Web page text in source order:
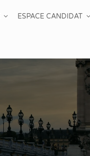
ESPACE CANDIDAT